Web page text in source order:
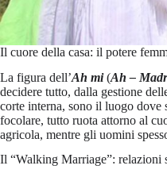
Il cuore della casa: il potere
La figura dell’Ah mi(Ah –
decidere tutto, dalla gestione
corte interna, sono il luogo dove
focolare, tutto ruota attorno al
agricola, mentre gli uomini
Il “Walking Marriage”: relazioni